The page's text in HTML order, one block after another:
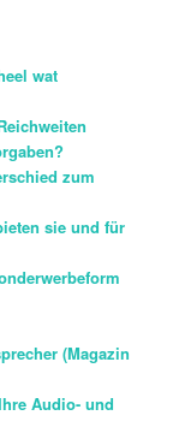
wat
zum
sie und für
(Magazin
Audio- und